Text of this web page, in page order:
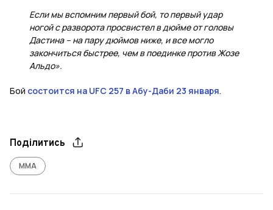
Если мы вспомним первый бой, то первый удар
ногой с разворота просвистел в дюйме от головы
Дастина – на пару дюймов ниже, и все могло
закончиться быстрее, чем в поединке против Жозе
Альдо».
Бой состоится на UFC 257 в Абу-Даби 23 января.
Поділитись
ММА